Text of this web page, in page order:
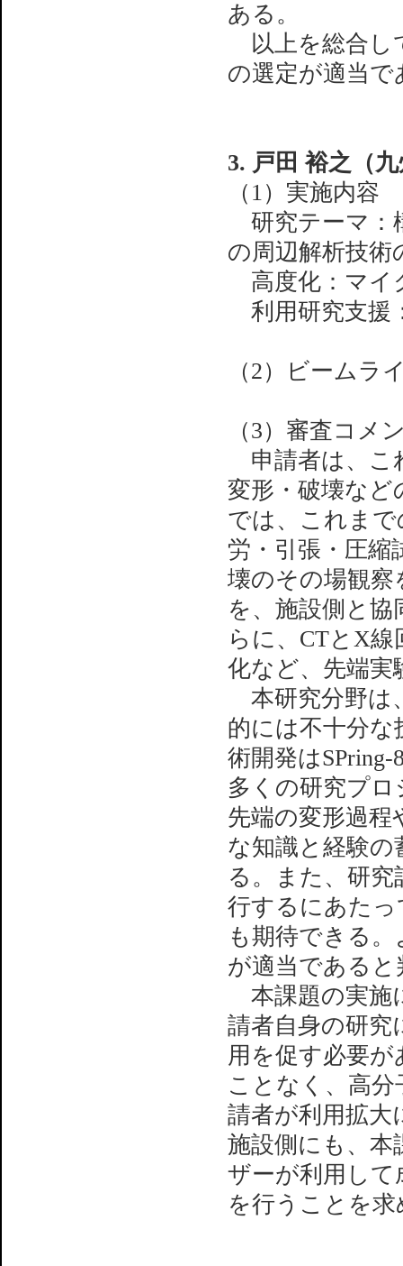
ある。
以上を総合し
の選定が適当
3. 戸田 裕之（
（1）実施内容
研究テーマ：
の周辺解析技術
高度化：マイ
利用研究支援
（2）ビームラ
（3）審査コメ
申請者は、こ
変形・破壊など
では、これま
労・引張・圧縮
壊のその場観察
を、施設側と
らに、CTとX
化など、先端実
本研究分野は
的には不十分
術開発は
多くの研究プ
先端の変形過程
な知識と経験
る。また、研
行するにあたっ
も期待できる
が適当であると
本課題の実施
請者自身の研究
用を促す必要
ことなく、高
請者が利用拡大
施設側にも、本
ザーが利用して
を行うことを